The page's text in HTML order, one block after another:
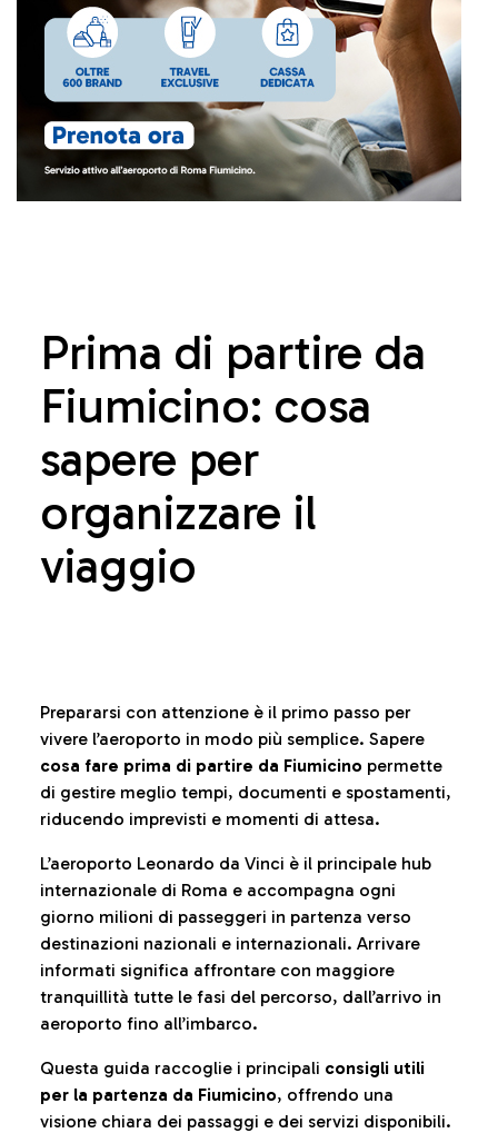
Prima di partire da
Fiumicino: cosa
sapere per
organizzare il
viaggio
Prepararsi con attenzione è il primo passo per
vivere l’aeroporto in modo più semplice. Sapere
cosa fare prima di partire da Fiumicino permette
di gestire meglio tempi, documenti e spostamenti,
riducendo imprevisti e momenti di attesa.
L’aeroporto Leonardo da Vinci è il principale hub
internazionale di Roma e accompagna ogni
giorno milioni di passeggeri in partenza verso
destinazioni nazionali e internazionali. Arrivare
informati significa affrontare con maggiore
tranquillità tutte le fasi del percorso, dall’arrivo in
aeroporto fino all’imbarco.
Questa guida raccoglie i principali consigli utili
per la partenza da Fiumicino, offrendo una
visione chiara dei passaggi e dei servizi disponibili.